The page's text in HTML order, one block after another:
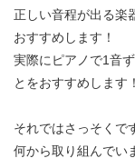
正しい音程が出る楽
おすすめします！
実際にピアノで1音
とをおすすめします！
それではさっそくで
何から取り組んでい